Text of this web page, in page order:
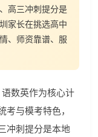
高三冲刺提分是
家长在挑选高中
、师资靠谱、服
数英作为核心计
与模考特色，
冲刺提分是本地